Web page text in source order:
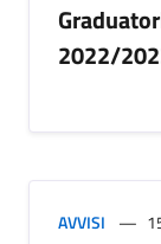
2022/
AVVISI